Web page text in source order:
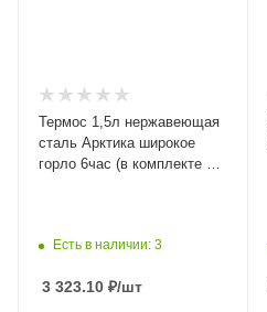
Термос 1,5л нержавеющая
сталь Арктика широкое
горло 6час (в комплекте с
Есть в наличии: 3
3 323.10 ₽/шт